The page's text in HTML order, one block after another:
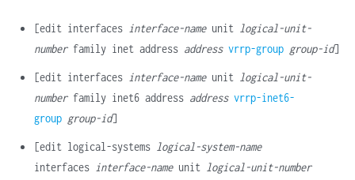
[edit interfaces interface-nameunit logical-unit-
numberfamily inet address address vrrp-group group-id]
[edit interfaces interface-nameunit logical-unit-
numberfamily inet6 address address vrrp-inet6-
group group-id]
[edit logical-systems logical-system-name
interfaces interface-nameunit logical-unit-number